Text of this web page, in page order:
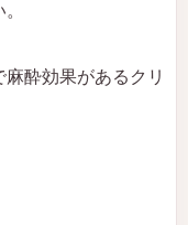
酔効果があるクリ